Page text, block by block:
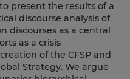
present the results of a
discourse analysis of
discourses as a central
as a crisis
of the CFSP and
Strategy. We argue